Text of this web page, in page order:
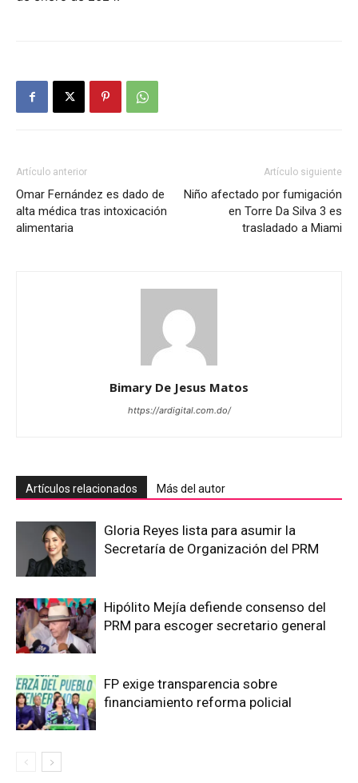
Artículo anterior
Omar Fernández es dado de
alta médica tras intoxicación
alimentaria
Artículo siguiente
Niño afectado por fumigación
en Torre Da Silva 3 es
trasladado a Miami
Bimary De Jesus Matos
https://ardigital.com.do/
Artículos relacionados Más del autor
Gloria Reyes lista para asumir la
Secretaría de Organización del PRM
Hipólito Mejía defiende consenso del
PRM para escoger secretario general
FP exige transparencia sobre
financiamiento reforma policial